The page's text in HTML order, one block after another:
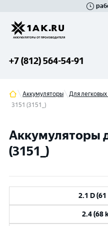
+7 (812) 564-54-91
Аккумуляторы Для
3151 (3151_)
Аккумуляторы
(3151_)
2.1 D
2.4 (68
Гатчина